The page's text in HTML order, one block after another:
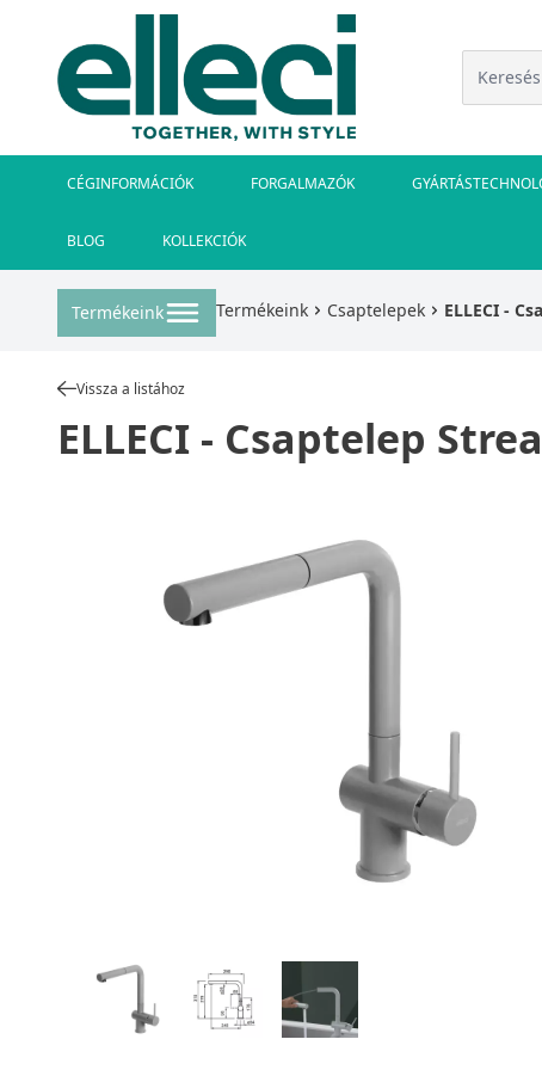
CÉGINFORMÁCIÓK FORGALMAZÓK
BLOG KOLLEKCIÓK
Termékeink Termékeink Csaptelepek ELLECI -
Vissza a listához
ELLECI - Csaptelep